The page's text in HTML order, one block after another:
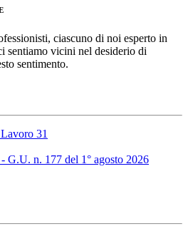
ciascuno di noi esperto in
sentiamo vicini nel desiderio di
sentimento.
31
G.U. n. 177 del 1° agosto 2026